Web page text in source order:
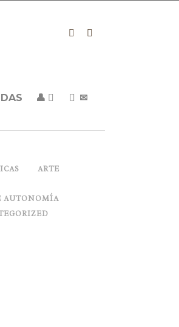
👤 ✉
ARTE
AUTONOMÍA